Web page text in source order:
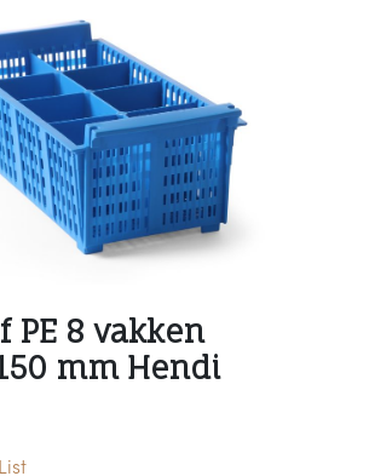
PE 8 vakken
mm Hendi